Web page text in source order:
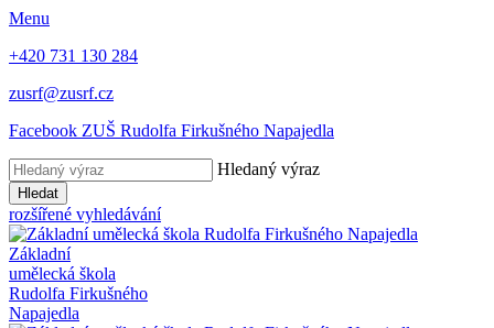
Menu
+420 731 130 284
zusrf@zusrf.cz
Facebook ZUŠ Rudolfa Firkušného Napajedla
Hledaný výraz
Hledat
rozšířené vyhledávání
Základní
umělecká škola
Rudolfa Firkušného
Napajedla